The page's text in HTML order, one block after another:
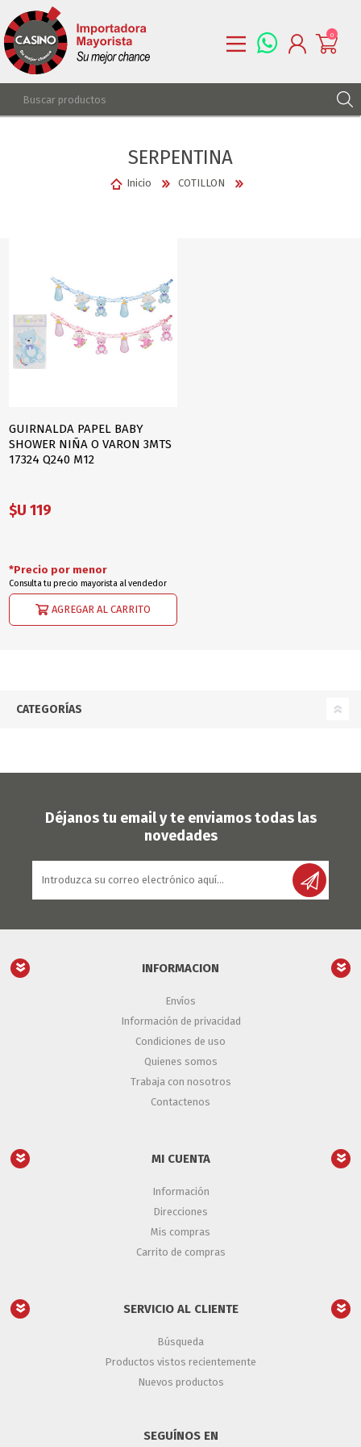
0
0
SERPENTINA
Inicio COTILLON
GUIRNALDA PAPEL BABY
SHOWER NIÑA O VARON 3MTS
17324 Q240 M12
$U 119
AGREGAR AL CARRITO
*Precio por menor
Consulta tu precio mayorista al vendedor
CATEGORÍAS
Déjanos tu email y te enviamos todas las
novedades
INFORMACION
Envíos
Información de privacidad
Condiciones de uso
Quienes somos
Trabaja con nosotros
Contactenos
MI CUENTA
Información
Direcciones
Mis compras
Carrito de compras
SERVICIO AL CLIENTE
Búsqueda
Productos vistos recientemente
Nuevos productos
SEGUÍNOS EN